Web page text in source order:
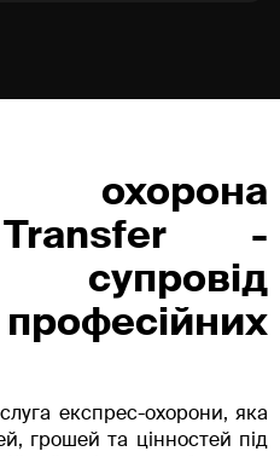
охорона
Transfer -
експрес-охорони, яка
грошей та цінностей під